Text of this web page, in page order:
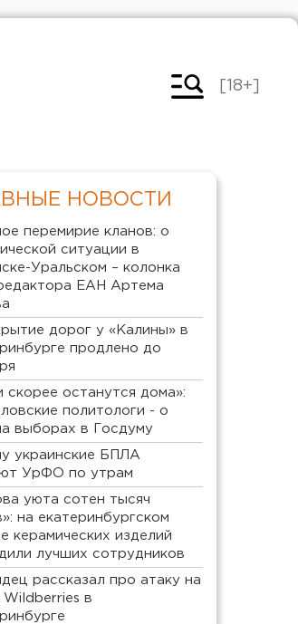
[18+]
НОВОСТИ
перемирие кланов: о
ситуации в
Уральском – колонка
ЕАН Артема
дорог у «Калины» в
продлено до
скорее останутся дома»:
политологи - о
выборах в Госдуму
украинские БПЛА
УрФО по утрам
уюта сотен тысяч
на екатеринбургском
керамических изделий
лучших сотрудников
рассказал про атаку на
Wildberries в